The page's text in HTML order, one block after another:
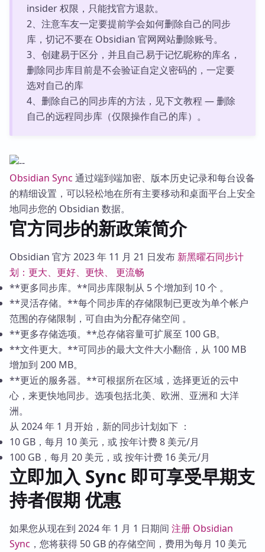
insider 权限，只能找官方退款。
2、注意车友一定要提前学会如何删除自己的同步
库，切记不要在 Obsidian 官网网站删除账号。
3、创建易于区分，并且自己易于记忆昵称的库名，
删除同步库目前是不会验证自定义密码的，一定要
选对自己的库
4、删除自己的同步库的方法，见下文教程 — 删除
自己的远程同步库（仅限操作自己的库）。
Obsidian Sync 通过端到端加密、版本历史记录和每台设备
的精细设置，可以轻松地在所有主要移动和桌面平台上安全
地同步您的 Obsidian 数据。
官方同步的新政策简介
Obsidian 官方 2023 年 11 月 21 日发布 新黑曜石同步计
划：更大、更好、更快、 更流畅
**更多同步库。**同步库限制从 5 个增加到 10 个 。
**灵活存储。**每个同步库的存储限制已更改为单个帐户
范围的存储限制，可自由为分配存储空间 。
**更多存储选项。**总存储容量可扩展至 100 GB。
**文件更大。**可同步的最大文件大小翻倍，从 100 MB
增加到 200 MB。
**更近的服务器。**可根据所在区域，选择更近的云中
心，来更快地同步。选项包括北美、欧洲、亚洲和 大洋
洲。
从 2024 年 1 月开始，新的同步计划如下 ：
10 GB，每月 10 美元，或 按年计费 8 美元/月
100 GB，每月 20 美元，或 按年计费 16 美元/月
立即加入 Sync 即可享受早期支
持者假期 优惠
如果您从现在到 2024 年 1 月 1 日期间 注册 Obsidian
Sync ，您将获得 50 GB 的存储空间，费用为每月 10 美元